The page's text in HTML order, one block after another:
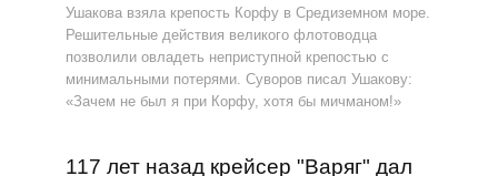
Ушакова взяла крепость Корфу в Средиземном море.
Решительные действия великого флотоводца
позволили овладеть неприступной крепостью с
минимальными потерями. Суворов писал Ушакову:
«Зачем не был я при Корфу, хотя бы мичманом!»
117 лет назад крейсер "Варяг" дал